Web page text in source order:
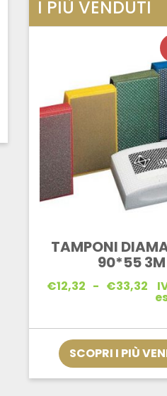
I PIÙ VENDUTI
TAMPONI
90*55 3M
€12,32 - €33,32
di
a
SCOPRI I PIÙ